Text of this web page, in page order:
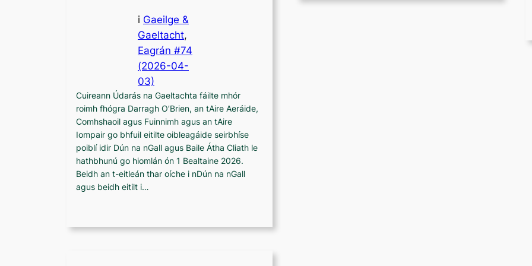
i Gaeilge &
Gaeltacht,
Eagrán #74
(2026-04-
03)
Cuireann Údarás na Gaeltachta fáilte mhór
roimh fhógra Darragh O’Brien, an tAire Aeráide,
Comhshaoil ​​agus Fuinnimh agus an tAire
Iompair go bhfuil eitilte oibleagáide seirbhíse
poiblí idir Dún na nGall agus Baile Átha Cliath le
hathbhunú go hiomlán ón 1 Bealtaine 2026.
Beidh an t-eitleán thar oíche i nDún na nGall
agus beidh eitilt i…